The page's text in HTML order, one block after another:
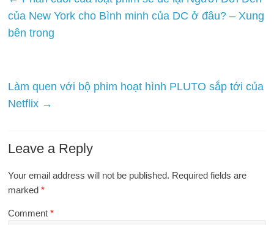
của New York cho Bình minh của DC ở đâu? – Xung
bên trong
Làm quen với bộ phim hoạt hình PLUTO sắp tới của
Netflix →
Leave a Reply
Your email address will not be published. Required fields are
marked*
Comment*